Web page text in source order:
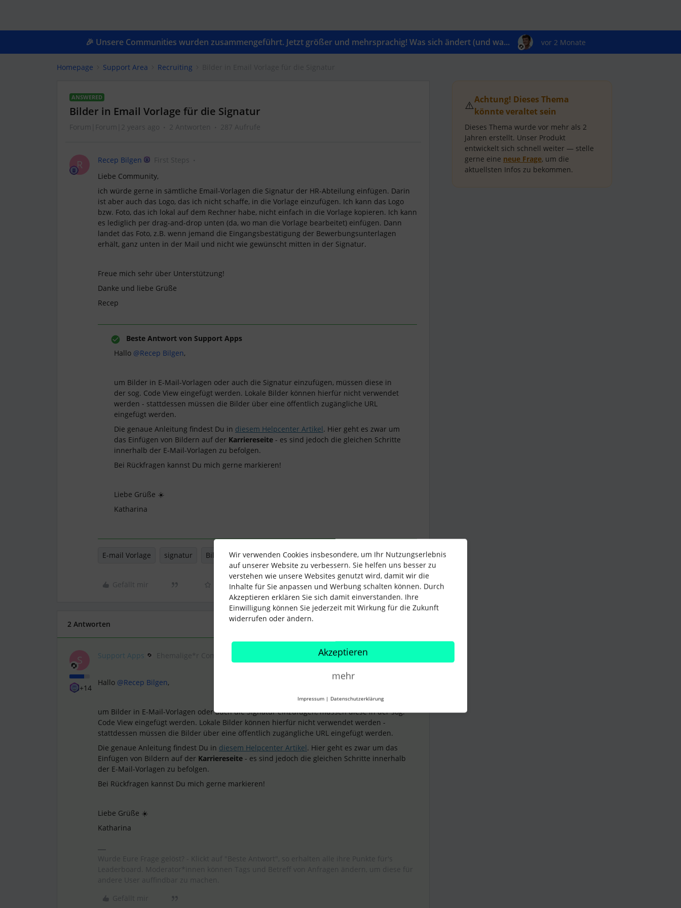
🎉 Unsere Communities wurden zusammengeführt. Jetzt größer und mehrsprachig! Was sich ändert (und wa... vor 2 Monate
Homepage Support Area Recruiting
ANSWERED
Bilder in Email Vorlage für die Signatur
Forum|Forum|2 years ago 2 Antworten 287 Aufrufe
R Recep Bilgen
First Steps
Liebe Community,
ich würde gerne in sämtliche Email-Vorlagen die Signatur der HR-Abteilung einfügen. Darin
ist aber auch das Logo, das ich nicht schaffe, in die Vorlage einzufügen. Ich kann das Logo
bzw. Foto, das ich lokal auf dem Rechner habe, nicht einfach in die Vorlage kopieren. Ich kann
es lediglich per drag-and-drop unten (da, wo man die Vorlage bearbeitet) einfügen. Dann
landet das Foto, z.B. wenn jemand die Eingangsbestätigung der Bewerbungsunterlagen
erhält, ganz unten in der Mail und nicht wie gewünscht mitten in der Signatur.
Freue mich sehr über Unterstützung!
Danke und liebe Grüße
Recep
Beste Antwort von Support Apps
Hallo @Recep Bilgen,
um Bilder in E-Mail-Vorlagen oder auch die Signatur einzufügen, müssen diese in
der sog. Code View eingefügt werden. Lokale Bilder können hierfür nicht verwendet
werden - stattdessen müssen die Bilder über eine öffentlich zugängliche URL
eingefügt werden.
Die genaue Anleitung findest Du in diesem Helpcenter Artikel. Hier geht es zwar um
das Einfügen von Bildern auf der Karriereseite - es sind jedoch die gleichen Schritte
innerhalb der E-Mail-Vorlagen zu befolgen.
Bei Rückfragen kannst Du mich gerne markieren!
Liebe Grüße ☀️
Katharina
E-mail Vorlage signatur Bilder einfügen
Gefällt mir Teilen
2 Antworten
S
+14
Support Apps ANTWORT
Hallo @Recep Bilgen,
um Bilder in E-Mail-Vorlagen oder auch die Signatur einzufügen, müssen diese in der sog.
Code View eingefügt werden. Lokale Bilder können hierfür nicht verwendet werden -
stattdessen müssen die Bilder über eine öffentlich zugängliche URL eingefügt werden.
Die genaue Anleitung findest Du in diesem Helpcenter Artikel. Hier geht es zwar um das
Einfügen von Bildern auf der Karriereseite - es sind jedoch die gleichen Schritte innerhalb
der E-Mail-Vorlagen zu befolgen.
Bei Rückfragen kannst Du mich gerne markieren!
Liebe Grüße ☀️
Katharina
⚠️Achtung! Dieses Thema
könnte veraltet sein
Dieses Thema wurde vor mehr als 2
Jahren erstellt. Unser Produkt
entwickelt sich schnell weiter — stelle
gerne eine neue Frage, um die
aktuellsten Infos zu bekommen.
Wir verwenden Cookies insbesondere, um Ihr Nutzungserlebnis
auf unserer Website zu verbessern. Sie helfen uns besser zu
verstehen wie unsere Websites genutzt wird, damit wir die
Inhalte für Sie anpassen und Werbung schalten können. Durch
Akzeptieren erklären Sie sich damit einverstanden. Ihre
Einwilligung können Sie jederzeit mit Wirkung für die Zukunft
widerrufen oder ändern.
Akzeptieren
mehr
Impressum | Datenschutzerklärung